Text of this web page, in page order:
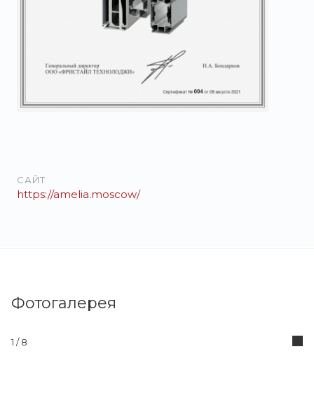
САЙТ
https://amelia.moscow/
Фотогалерея
1 / 8